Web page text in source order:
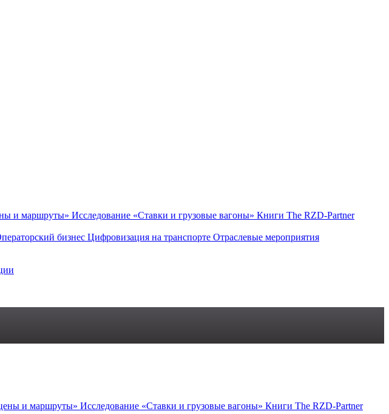
и маршруты» Исследование «Ставки и грузовые вагоны» Книги The RZD-Partner
бизнес Цифровизация на транспорте Отраслевые мероприятия
и маршруты» Исследование «Ставки и грузовые вагоны» Книги The RZD-Partner